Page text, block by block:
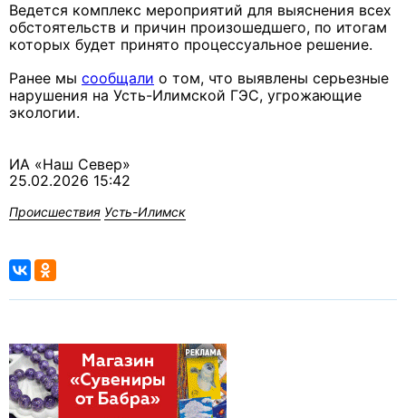
Ведется комплекс мероприятий для выяснения всех
обстоятельств и причин произошедшего, по итогам
которых будет принято процессуальное решение.
Ранее мы сообщали о том, что выявлены серьезные
нарушения на Усть-Илимской ГЭС, угрожающие
экологии.
ИА «Наш Север»
25.02.2026 15:42
Происшествия Усть-Илимск